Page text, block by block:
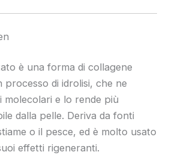
è una forma di collagene
di idrolisi, che ne
molecolari e lo rende più
dalla pelle. Deriva da fonti
o il pesce, ed è molto usato
effetti rigeneranti.